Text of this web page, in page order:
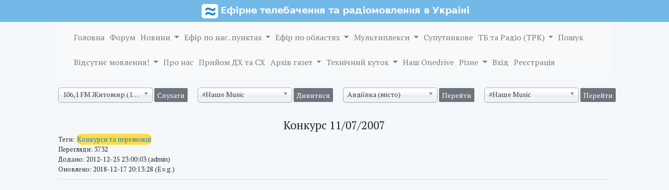
Головна Форум Новини Ефір по нас. пунктах Ефір по областях Мультиплекси Супутникове ТБ та Радіо (ТРК) Пошук
Відсутнє мовлення! Про нас Прийом ДХ та СХ Архів газет Технічний куток Наш Onedrive Різне Вхід Реєстрація
106,1 FM Житомир (128 кб/с) #Наше Music Авдіївка (місто) #Наше Music
Конкурс 11/07/2007
Теги: Конкурси та переможці
Перегляди: 3732
Додано: 2012-12-25 23:00:03 (admin)
Оновлено: 2018-12-17 20:13:28 (E.v.g.)